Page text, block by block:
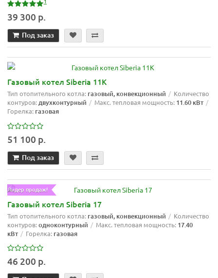
39 300 р.
Под заказ
Газовый котел Siberia 11K
Тип отопительного котла: газовый, конвекционный
Количество
контуров:двухконтурный Макс. тепловая мощность: 11.60 кВт
Горелка: газовая
51 100 р.
Под заказ
Лидер продаж!
Газовый котел Siberia 17
Тип отопительного котла: газовый, конвекционный
Количество
контуров:одноконтурный Макс. тепловая мощность: 17.40
кВт
Горелка: газовая
46 200 р.